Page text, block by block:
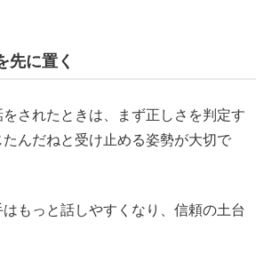
先に置く
されたときは、まず正しさを判定す
んだねと受け止める姿勢が大切で
もっと話しやすくなり、信頼の土台